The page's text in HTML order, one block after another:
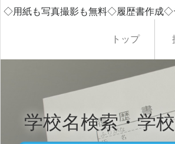
◇用紙も写真撮影も無料◇履歴書作成
トップ
学校名検索・学